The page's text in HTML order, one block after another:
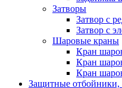
Затворы
Затвор с
Затвор с
Шаровые краны
Кран
Кран
Кран
Защитные отбойники,